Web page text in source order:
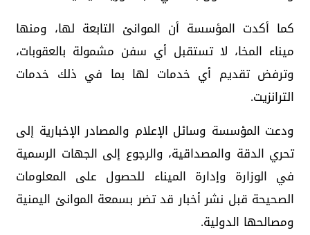
كما أكدت المؤسسة أن الموانئ التابعة لها، ومنها
ميناء المخا، لا تستقبل أي سفن مشمولة بالعقوبات،
وترفض تقديم أي خدمات لها بما في ذلك خدمات
الترانزيت.
ودعت المؤسسة وسائل الإعلام والمصادر الإخبارية إلى
تحري الدقة والمصداقية، والرجوع إلى الجهات الرسمية
في الوزارة وإدارة الميناء للحصول على المعلومات
الصحيحة قبل نشر أخبار قد تضر بسمعة الموانئ اليمنية
ومصالحها الدولية.